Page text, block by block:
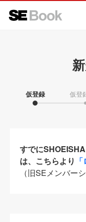
仮登録 仮登
すでに
は、こちらより
（旧SEメンバー